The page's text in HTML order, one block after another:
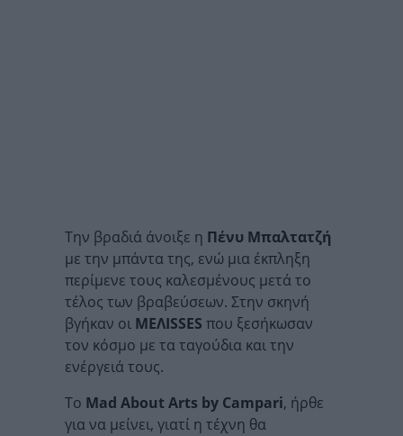
Την βραδιά άνοιξε η Πένυ Μπαλτατζή
με την μπάντα της, ενώ μια έκπληξη
περίμενε τους καλεσμένους μετά το
τέλος των βραβεύσεων. Στην σκηνή
βγήκαν οι ΜΕΛΙSSES που ξεσήκωσαν
τον κόσμο με τα ταγούδια και την
ενέργειά τους.
Το Mad About Arts by Campari, ήρθε
για να μείνει, γιατί η τέχνη θα